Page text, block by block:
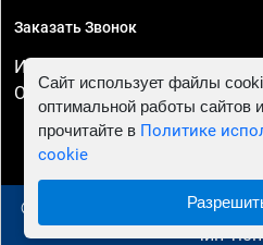
Заказать Звонок
ИП Смирнов Георгий
ОГРНИП 324470400032610
© 2010 - 2026 Чип тюнинг в
Чип
Сайт использует файлы
оптимальной работы сайтов
прочитайте в Политике
cookie